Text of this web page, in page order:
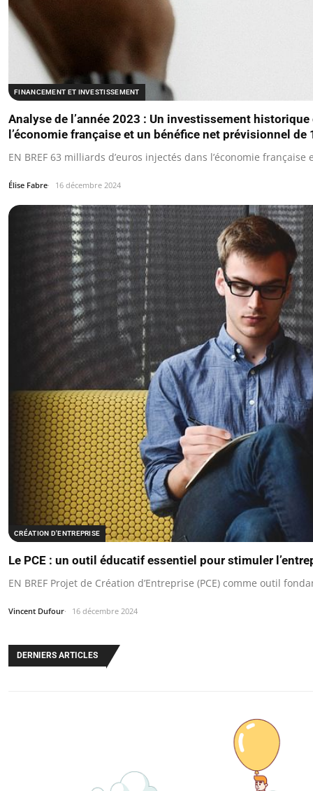
FINANCEMENT ET INVESTISSEMENT
Analyse de l’année 2023 : Un investissement
l’économie française et un bénéfice net prévisionnel de
EN BREF 63 milliards d’euros injectés dans l’économie
Élise Fabre 16 décembre 2024
CRÉATION D'ENTREPRISE
Le PCE : un outil éducatif essentiel pour stimuler
EN BREF Projet de Création d’Entreprise (PCE) comme outil
Vincent Dufour 16 décembre 2024
DERNIERS ARTICLES